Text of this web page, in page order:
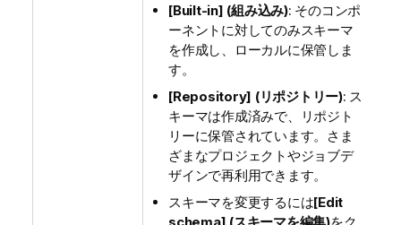
[Built-in] (組み込み): そのコンポ
ーネントに対してのみスキーマ
を作成し、ローカルに保管しま
す。
[Repository] (リポジトリー): ス
キーマは作成済みで、リポジト
リーに保管されています。さま
ざまなプロジェクトやジョブデ
ザインで再利用できます。
スキーマを変更するには[Edit
schema] (スキーマを編集)をク